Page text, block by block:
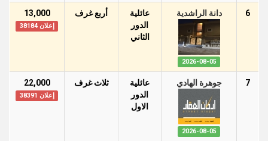
6 دانة الراشدية
2026-08-05
عائلية
الدور
الثاني
أربع غرف 13,000
إعلان 38184
7 جوهرة الهادي
2026-08-05
عائلية
الدور
اﻻول
ثلاث غرف 22,000
إعلان 38391